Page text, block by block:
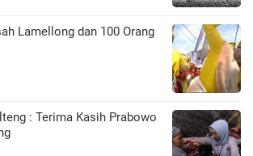
Lamellong dan 100 Orang
: Terima Kasih Prabowo